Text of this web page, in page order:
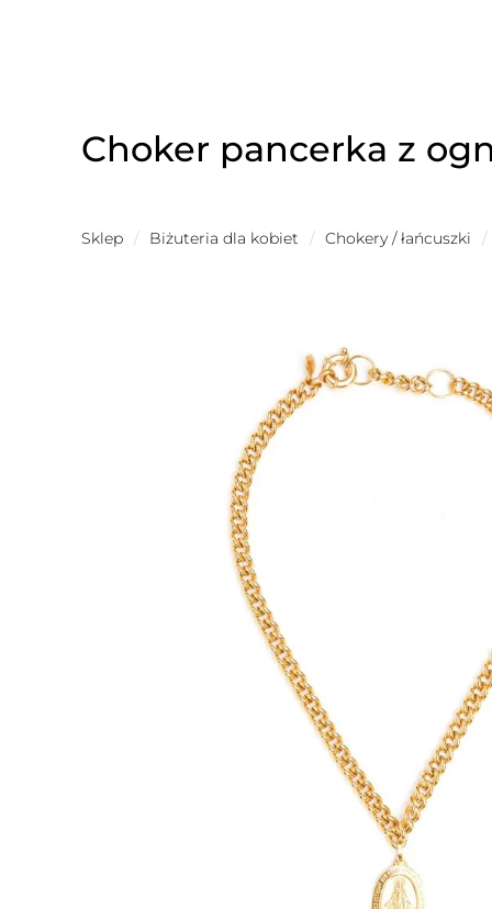
Choker pancerka z
Sklep / Biżuteria dla kobiet / Chokery / łańcuszki /